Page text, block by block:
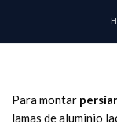
Para montar
lamas de aluminio